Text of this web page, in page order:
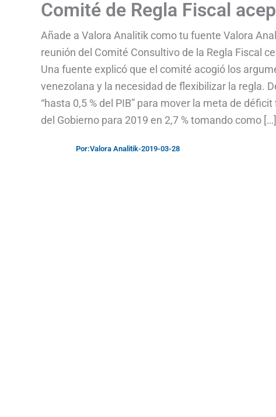
Comité de Regla Fiscal
Añade a Valora Analitik como tu fuente Valora
reunión del Comité Consultivo de la Regla Fiscal
Una fuente explicó que el comité acogió los
venezolana y la necesidad de flexibilizar la regla.
“hasta 0,5 % del PIB” para mover la meta de
del Gobierno para 2019 en 2,7 % tomando como […]
Por:Valora Analitik-2019-03-28